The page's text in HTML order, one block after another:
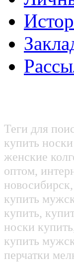
Теги для
купить
женские
оптом,
купить
купить,
носки
купить
перчатки